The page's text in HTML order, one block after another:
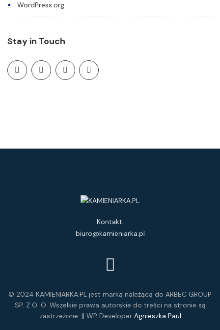
WordPress.org
Stay in Touch
Kontakt:
biuro@kamieniarka.pl
© 2024 KAMIENIARKA.PL jest marką należącą do ARBEC GROUP
SP. Z O. O. Wszelkie prawa autorskie do treści na stronie są
zastrzeżone. || WP Developer Agnieszka Paul